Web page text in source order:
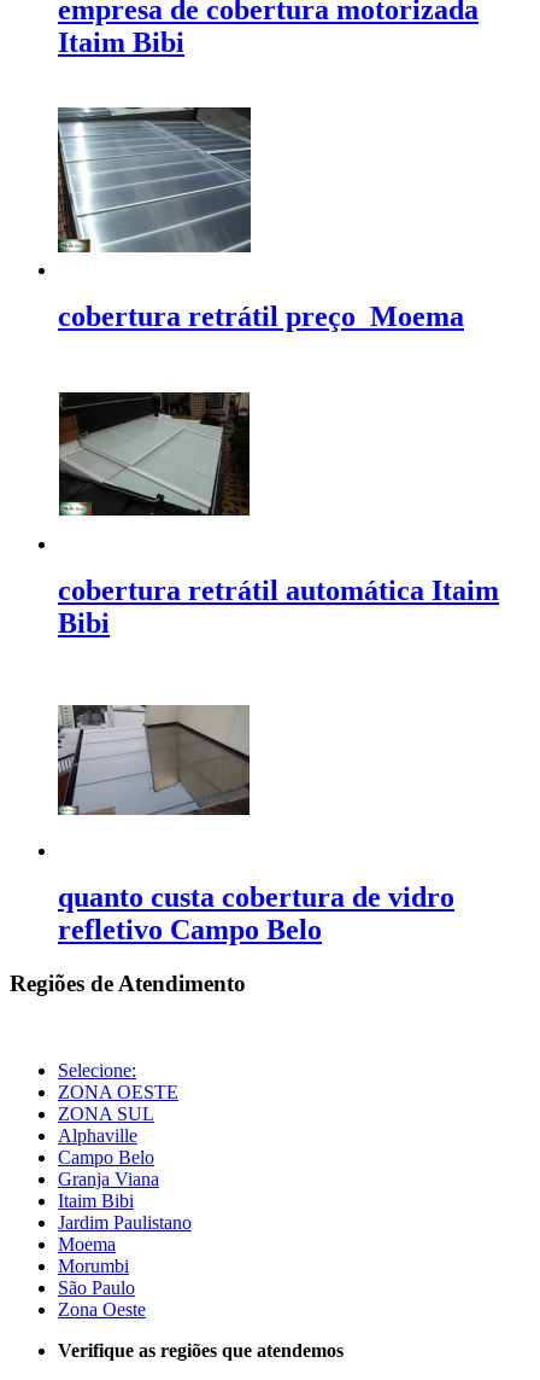
empresa de cobertura motorizada
Itaim Bibi
cobertura retrátil preço Moema
cobertura retrátil automática Itaim
Bibi
quanto custa cobertura de vidro
refletivo Campo Belo
Regiões de Atendimento
Selecione:
ZONA OESTE
ZONA SUL
Alphaville
Campo Belo
Granja Viana
Itaim Bibi
Jardim Paulistano
Moema
Morumbi
São Paulo
Zona Oeste
Verifique as regiões que atendemos